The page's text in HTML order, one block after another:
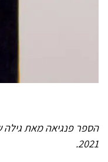
הספר פנגיאה מאת גילה
2021.